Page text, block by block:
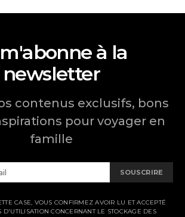
à la
newsletter
contenus exclusifs, bons
pour voyager en
famille
SOUSCRIRE
CASE, VOUS CONFIRMEZ AVOIR LU ET ACCEPTÉ
D'UTILISATION CONCERNANT LE STOCKAGE DES